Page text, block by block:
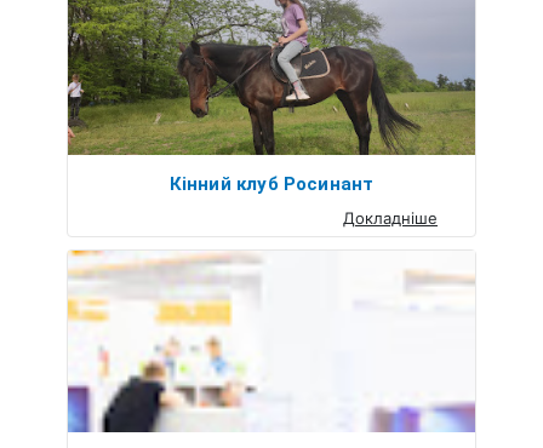
Кінний клуб Росинант
Докладніше